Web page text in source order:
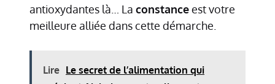
antioxydantes là… La constanceest votre
meilleure alliée dans cette démarche.
Lire Le secret de l’alimentation qui